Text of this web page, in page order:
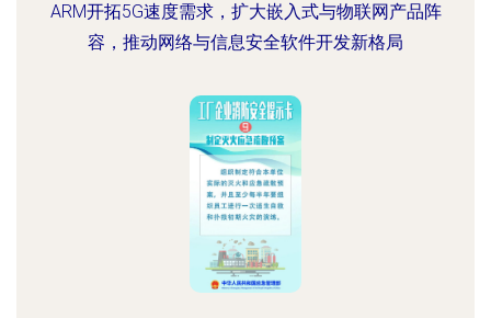
ARM开拓5G速度需求，扩大嵌入式与物联网产品阵
容，推动网络与信息安全软件开发新格局